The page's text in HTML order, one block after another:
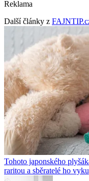
Reklama
Další články z
Tohoto japonského
raritou a sběratelé ho